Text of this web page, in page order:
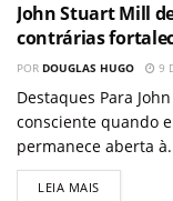
John Stuart Mill
contrárias
POR DOUGLAS HUGO 9
Destaques Para
consciente quando
permanece aberta
LEIA MAIS